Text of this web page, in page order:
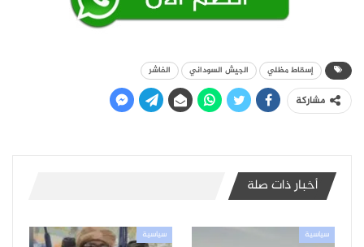
إسقاط مظلي الجيش السوداني الفاشر
مشاركة
أخبار ذات صلة
سياسية سياسية